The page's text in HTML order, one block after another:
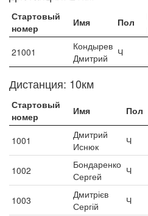
Стартовый
номер
Имя Пол
21001
Кондырев
Дмитрий
Ч
Дистанция: 10км
Стартовый
номер
Имя Пол
1001
Дмитрий
Иснюк
Ч
1002
Бондаренко
Сергей
Ч
1003
Дмитрієв
Сергій
Ч